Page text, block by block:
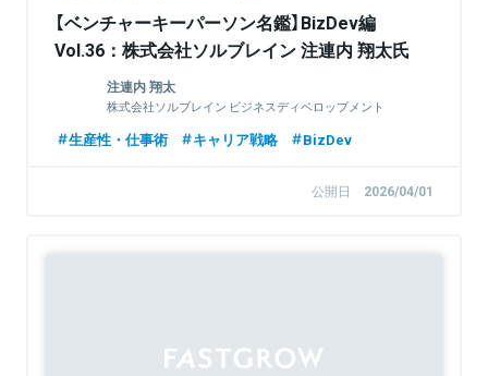
【ベンチャーキーパーソン名鑑】BizDev編
Vol.36：株式会社ソルブレイン 注連内 翔太氏
注連内 翔太
株式会社ソルブレイン ビジネスディベロップメント
生産性・仕事術 キャリア戦略 BizDev
公開日 2026/04/01